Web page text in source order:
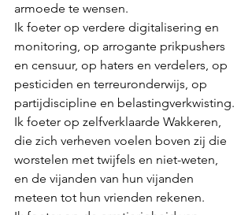
armoede te wensen.
Ik foeter op verdere digitalisering en
monitoring, op arrogante prikpushers
en censuur, op haters en verdelers, op
pesticiden en terreuronderwijs, op
partijdiscipline en belastingverkwisting.
Ik foeter op zelfverklaarde Wakkeren,
die zich verheven voelen boven zij die
worstelen met twijfels en niet-weten,
en de vijanden van hun vijanden
meteen tot hun vrienden rekenen.